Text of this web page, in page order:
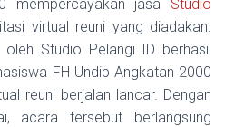
mempercayakan jasa Studio
virtual reuni yang diadakan.
Studio Pelangi ID berhasil
FH Undip Angkatan 2000
reuni berjalan lancar. Dengan
acara tersebut berlangsung